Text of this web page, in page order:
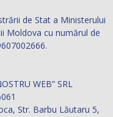
de Stat a Ministerului
Moldova cu numărul de
WEB” SRL
Str. Barbu Lăutaru 5,